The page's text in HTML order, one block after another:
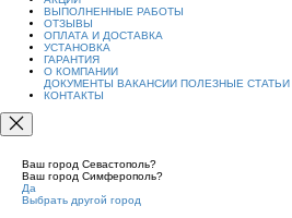
ВЫПОЛНЕННЫЕ РАБОТЫ
ОТЗЫВЫ
ОПЛАТА И ДОСТАВКА
УСТАНОВКА
ГАРАНТИЯ
О КОМПАНИИ
ДОКУМЕНТЫ ВАКАНСИИ ПОЛЕЗНЫЕ СТАТЬИ
КОНТАКТЫ
Ваш город Севастополь?
Ваш город Симферополь?
Да
Выбрать другой город